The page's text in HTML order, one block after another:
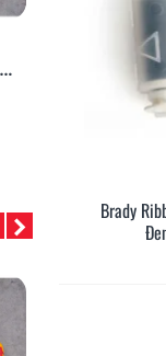
Cách chọn
cho máy in
20/
Brady